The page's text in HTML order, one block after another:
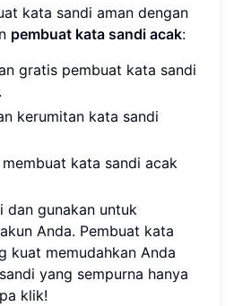
kata sandi aman dengan
pembuat kata sandi acak:
gratis pembuat kata sandi
kerumitan kata sandi
kata sandi acak
dan gunakan untuk
Anda. Pembuat kata
kuat memudahkan Anda
yang sempurna hanya
klik!